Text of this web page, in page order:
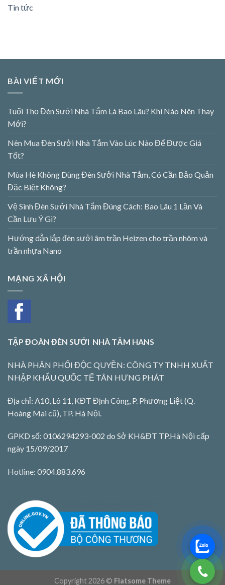
Tin tức
BÀI VIẾT MỚI
Tuổi Thọ Đèn Sưởi Nhà Tắm Là Bao Lâu? Khi Nào Nên Thay
Mới?
Nên Mua Đèn Sưởi Nhà Tắm Vào Lúc Nào Để Được Giá
Tốt?
Mùa Hè Không Dùng Đèn Sưởi Nhà Tắm, Có Cần Bảo Quản
Đặc Biệt Không?
Vệ Sinh Đèn Sưởi Nhà Tắm Đúng Cách: Bao Lâu 1 Lần Và
Cần Lưu Ý Gì?
Hướng dẫn lắp đèn sưởi âm trần Heizen cho trần nhôm và
trần nhựa Nano
MẠNG XÃ HỘI
TẬP ĐOÀN ĐÈN SƯỞI NHÀ TẮM HANS
NHÀ PHÂN PHỐI ĐỘC QUYỀN: CÔNG TY TNHH XUẤT
NHẬP KHẨU QUỐC TẾ TÂN HƯNG PHÁT
Địa chỉ: A10, Lô 11, KĐT Định Công, P. Phương Liệt (Q.
Hoàng Mai cũ), TP. Hà Nội.
GPKD số: 0106294293-002 do Sở KH&ĐT TP.Hà Nội cấp
ngày 15/09/2017
Hotline: 0904.883.696
Copyright 2026 © Flatsome Theme